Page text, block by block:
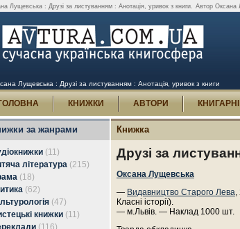
Лущевська : Друзі за листуванням : Анотація, уривок з книги. Автор Оксана
Лущевська : Друзі за листуванням : Анотація, уривок з книги
КНИЖКИ АВТОРИ КНИГАРНІ
за жанрами
(11)
література (215)
(18)
(62)
(47)
книжки (11)
(116)
Книжка
Друзі за
Оксана Лущевська
— Видавництво Старого Лева,
Класні історії).
— м.Львів. — Наклад 1000 шт.